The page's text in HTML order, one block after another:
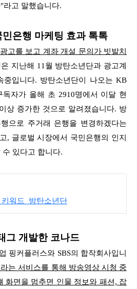
라고 말했습니다.
은행 마케팅 효과 톡톡
고를 보고 계좌 개설 문의가 빗발치
지난해 11월 방탄소년단과 광고계
중입니다. 방탄소년단이 나오는 KB
독자가 올해 초 2910명에서 이달 현
상 증가한 것으로 알려졌습니다. 방
으로 주거래 은행을 변경하겠다는
, 글로벌 시장에서 국민은행의 인지
수 있다고 합니다.
워드_방탄소년단
그 개발한 코나드
핑커플러스와 SBS의 합작회사입니
는 서비스를 통해 방송영상 시청 중
화면을 멈추면 인물 정보와 패션, 잡